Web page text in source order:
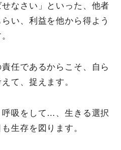
せなさい」といった、他者
い、利益を他から得よう
任であるからこそ、自ら
て、捉えます。
呼吸をして…、生きる選択
生存を図ります。